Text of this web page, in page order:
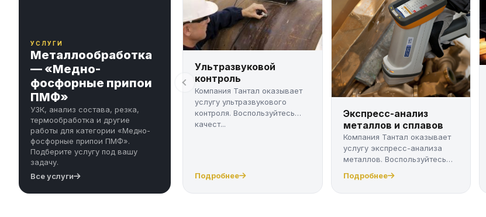
УСЛУГИ
Металлообработка
— «Медно-
фосфорные припои
ПМФ»
УЗК, анализ состава, резка,
термообработка и другие
работы для категории «Медно-
фосфорные припои ПМФ».
Подберите услугу под вашу
задачу.
Все услуги
Ультразвуковой
контроль
Компания Тантал оказывает
услугу ультразвукового
контроля. Воспользуйтесь
качест...
Подробнее
Экспресс-анализ
металлов и сплавов
Компания Тантал оказывает
услугу экспресс-анализа
металлов. Воспользуйтесь
Подробнее